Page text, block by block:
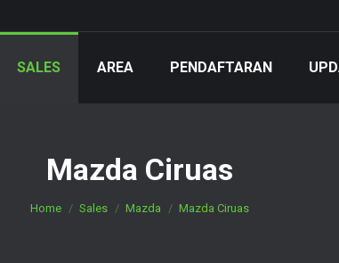
SALES AREA PENDAFTARAN
Mazda Ciruas
You are here:
Home Sales Mazda Mazda Ciruas